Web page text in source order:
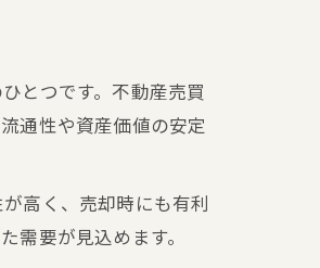
とつです。不動産売買
通性や資産価値の安定
高く、売却時にも有利
需要が見込めます。